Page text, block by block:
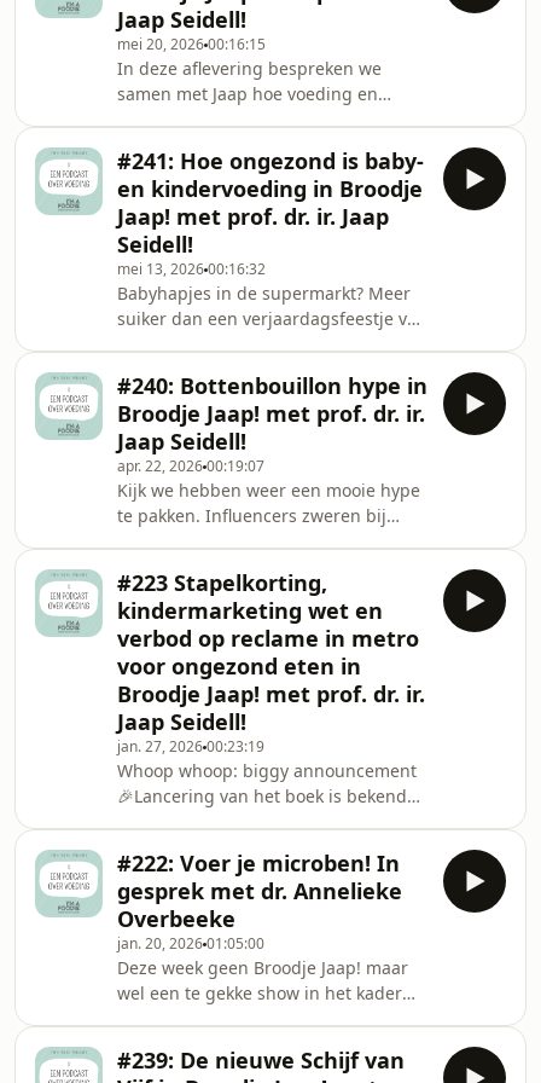
zelfs aan door alle verhalen online
over kraanwater, zoetstoffen en
frisdrank. Light frisdrank lijkt een slim
alternatief, maar blijft zuur voor je
tanden, terwijl vruchtensappen vaak
verras
Jaap Seidell!
mei 20, 202600:16:15
In deze aflevering bespreken we
samen met Jaap hoe voeding en
gedacht. We hebben het over de
terugkeer van cariës bij kinderen, de
groeiende problemen met tanderosie
door zure dranken zoals frisdrank en
vruchtensap, en waarom ook light
frisdrank schadelijk kan zijn voor
tanden. Daarnaast komt aan bod hoe
mondgezondheid samenhangt
#241: Hoe ongezond is baby-
en kindervoeding in Broodje
Jaap! met prof. dr. ir. Jaap
Seidell!
mei 13, 202600:16:32
Babyhapjes in de supermarkt? Meer
suiker dan een verjaardagsfeestje van
en kindertoetjes zijn gewoon stiekeme
snoepjes. Veel fruithapjes bevat
toegevoegde suikers, dus je baby
begint al met een zoetekauw-carrière
voordat-ie kan lopen. En die
volwaardige maaltijdpotjes? Vaak net
genoeg inhoud voor een hamster met
trek. Gezond
#240: Bottenbouillon hype in
Broodje Jaap! met prof. dr. ir.
Jaap Seidell!
apr. 22, 202600:19:07
Kijk we hebben weer een mooie hype
te pakken. Influencers zweren bij
cocktails op basis van bouillon op het
menu staan en jawel hoor in
combinatie met warme
chocolademelk is ook een optie. Ik ken
de bouillonblokjes vooral als blokjes
zout en andere toevoegingen. Maar
als je het zelf maakt boost het dan je
gezondheid? Mooi haakje om
#223 Stapelkorting,
kindermarketing wet en
verbod op reclame in metro
voor ongezond eten in
Broodje Jaap! met prof. dr. ir.
Jaap Seidell!
jan. 27, 202600:23:19
Whoop whoop: biggy announcement
🎉Lancering van het boek is bekend…
dan je emailadres achter en zodra de
verkoop start weet jij het als eerste!
Het symposium vindt plaats op
dinsdag 29 september! Een show met
de 10 verboden haha. We gaan je
alles ontnemen in deze show. In de
gemeente Amsterdam zal per 1 mei
een verbod zijn op rec
#222: Voer je microben! In
gesprek met dr. Annelieke
Overbeeke
jan. 20, 202601:05:00
Deze week geen Broodje Jaap! maar
wel een te gekke show in het kader
eerste editie van Eet als een expert,
#239: De nieuwe Schijf van